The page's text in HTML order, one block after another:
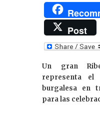
Post
Un gran
representa el
burgalesa en
para las